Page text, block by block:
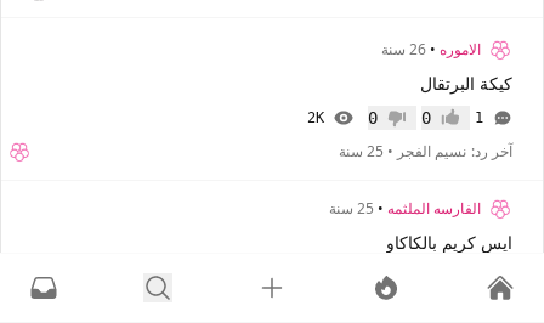
الاموره • 26 سنة
كيكة البرتقال
1 إعجاب0 عدم إعجاب
0
2K
آخر رد: نسيم الفجر • 25 سنة
الفارسه الملثمه • 25 سنة
ايس كريم بالكاكاو
عدم إعجاب
آخر رد: الفارسه الملثمه